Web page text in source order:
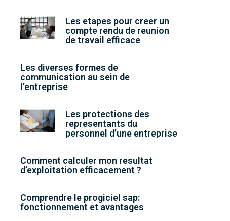
Les etapes pour creer un
compte rendu de reunion
de travail efficace
Les diverses formes de
communication au sein de
l’entreprise
Les protections des
representants du
personnel d’une entreprise
Comment calculer mon resultat
d’exploitation efficacement ?
Comprendre le progiciel sap:
fonctionnement et avantages